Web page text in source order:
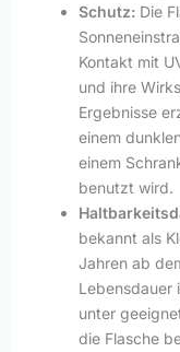
Schutz: Die
Kontakt mit
und ihre
Ergebnisse
einem
einem
benutzt wird.
bekannt als
Jahren ab
Lebensdauer
unter
die Flasche